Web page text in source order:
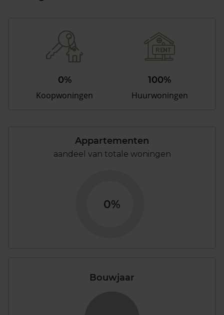
0%
Koopwoningen
100%
Huurwoningen
Appartementen
aandeel van totale woningen
0%
Bouwjaar